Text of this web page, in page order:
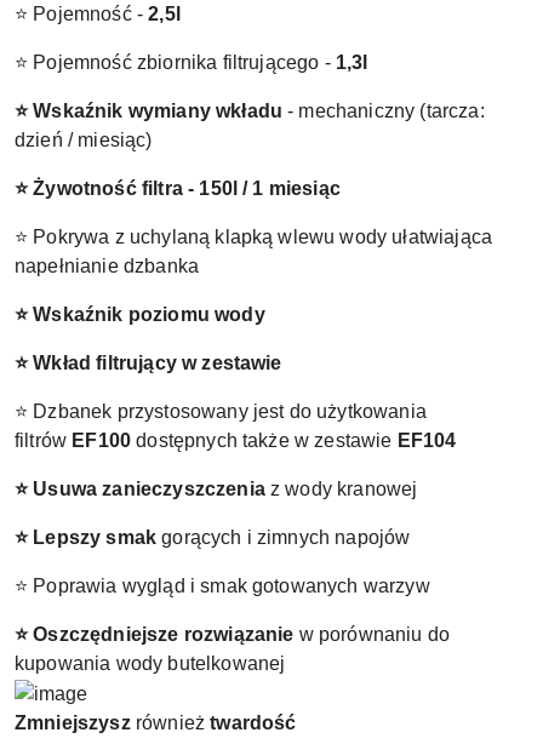
⭐ Pojemność - 2,5l
⭐ Pojemność zbiornika filtrującego - 1,3l
⭐ Wskaźnik wymiany wkładu - mechaniczny (tarcza:
dzień / miesiąc)
⭐ Żywotność filtra - 150l / 1 miesiąc
⭐ Pokrywa z uchylaną klapką wlewu wody ułatwiająca
napełnianie dzbanka
⭐ Wskaźnik poziomu wody
⭐ Wkład filtrujący w zestawie
⭐ Dzbanek przystosowany jest do użytkowania
filtrów EF100 dostępnych także w zestawie EF104
⭐ Usuwa zanieczyszczeniaz wody kranowej
⭐ Lepszy smak gorących i zimnych napojów
⭐ Poprawia wygląd i smak gotowanych warzyw
⭐ Oszczędniejsze rozwiązanie w porównaniu do
kupowania wody butelkowanej
Zmniejszyszrównieżtwardość